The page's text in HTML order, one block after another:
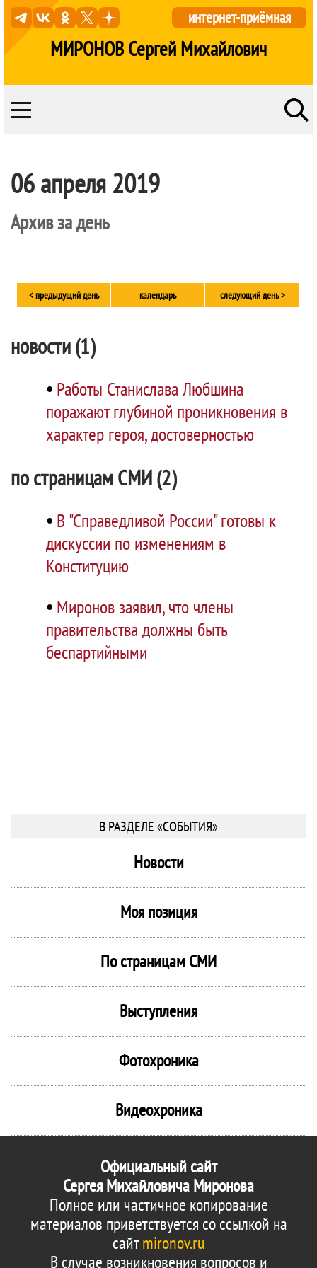
МИРОНОВ Сергей Михайлович
интернет-приёмная
06 апреля 2019
Архив за день
< предыдущий день календарь следующий день >
новости (1)
• Работы Станислава Любшина
поражают глубиной проникновения в
характер героя, достоверностью
по страницам СМИ (2)
• В "Справедливой России" готовы к
дискуссии по изменениям в
Конституцию
• Миронов заявил, что члены
правительства должны быть
беспартийными
В РАЗДЕЛЕ «СОБЫТИЯ»
Новости
Моя позиция
По страницам СМИ
Выступления
Фотохроника
Видеохроника
Официальный сайт
Сергея Михайловича Миронова
Полное или частичное копирование
материалов приветствуется со ссылкой на
сайтmironov.ru
В случае возникновения вопросов и